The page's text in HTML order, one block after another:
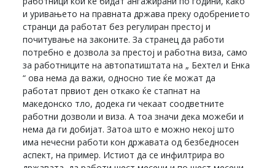
и уривањето на правната држава преку одобрението
странци да работат без регулиран престој и
почитување на законите. За странец да работи
потребно е дозвола за престој и работна виза, само
за работниците на автопатиштата на „ Бехтел и Енка
“ ова нема да важи, односно тие ќе можат да
работат првиот ден откако ќе стапнат на
македонско тло, додека ги чекаат соодветните
работни дозволи и виза. А тоа значи дека можеби и
нема да ги добијат. Затоа што е можно некој што
има нечесни работи кон државата од безбедносен
аспект, на пример. Истиот да се инфилтрира во